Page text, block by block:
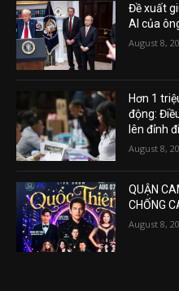
Đề xuất
AI của
August 8,
Hơn 1
động:
lên đỉnh
August 8,
QUẬN
CHỐNG
August 8,